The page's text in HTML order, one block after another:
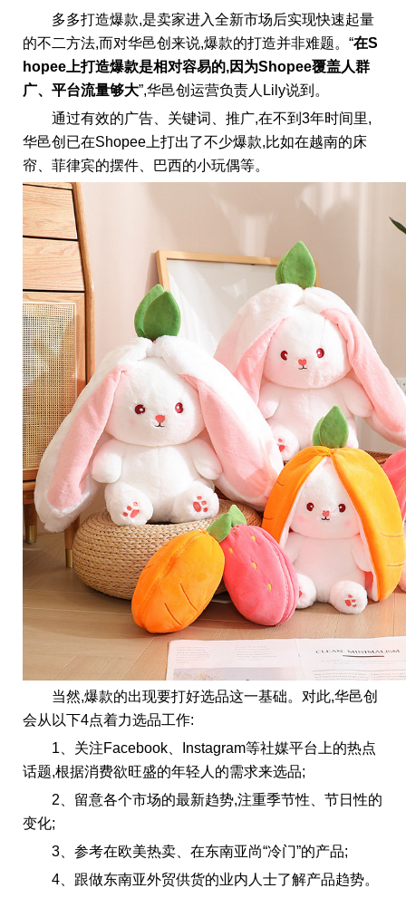
多多打造爆款,是卖家进入全新市场后实现快速起量
的不二方法,而对华邑创来说,爆款的打造并非难题。“在S
hopee上打造爆款是相对容易的,因为Shopee覆盖人群
广、 平台流量够大”,华邑创运营负责人Lily说到。
通过有效的广告、关键词、推广,在不到3年时间里,
华邑创已在Shopee上打出了不少爆款,比如在越南的床
帘、菲律宾的摆件、巴西的小玩偶等。
当然,爆款的出现要打好选品这一基础。对此,华邑创
会从以下4点着力选品工作:
1、关注Facebook、Instagram等社媒平台上的热点
话题,根据消费欲旺盛的年轻人的需求来选品;
2、留意各个市场的最新趋势,注重季节性、节日性的
变化;
3、参考在欧美热卖、在东南亚尚“冷门”的产品;
4、跟做东南亚外贸供货的业内人士了解产品趋势。